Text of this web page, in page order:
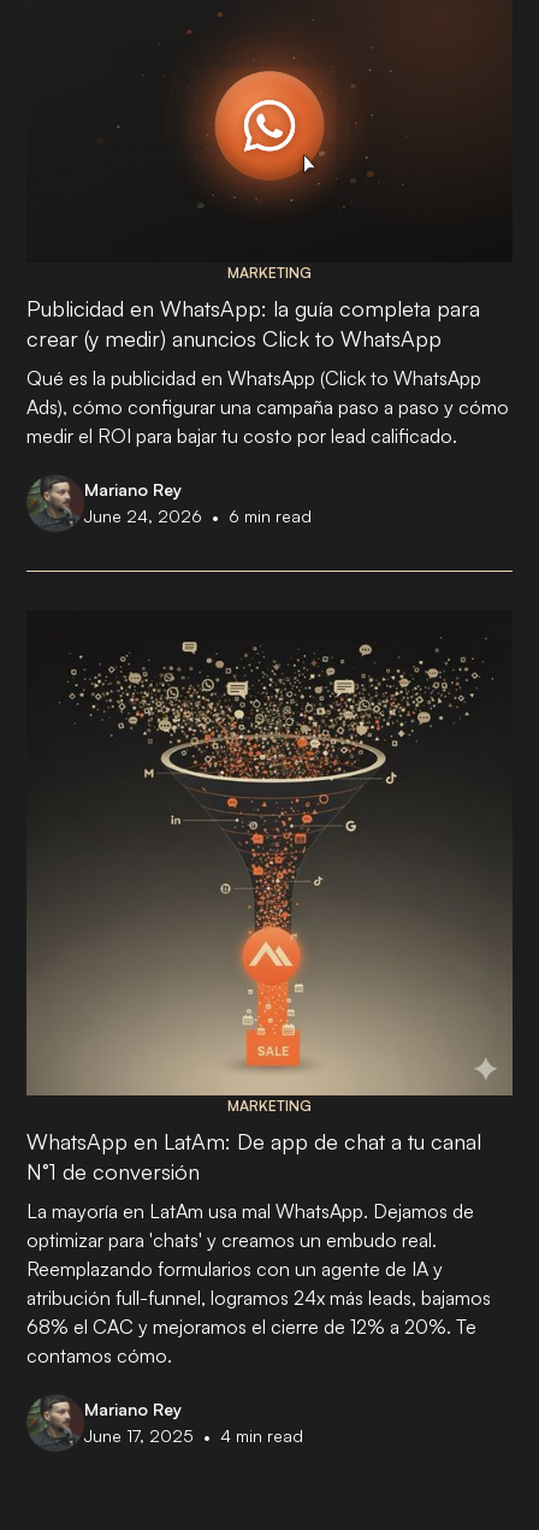
MARKETING
Publicidad en WhatsApp: la guía completa para
crear (y medir) anuncios Click to WhatsApp
Qué es la publicidad en WhatsApp (Click to WhatsApp
Ads), cómo configurar una campaña paso a paso y cómo
medir el ROI para bajar tu costo por lead calificado.
Mariano Rey
June 24, 2026 • 6 min read
MARKETING
WhatsApp en LatAm: De app de chat a tu canal
N°1 de conversión
La mayoría en LatAm usa mal WhatsApp. Dejamos de
optimizar para 'chats' y creamos un embudo real.
Reemplazando formularios con un agente de IA y
atribución full-funnel, logramos 24x más leads, bajamos
68% el CAC y mejoramos el cierre de 12% a 20%. Te
contamos cómo.
Mariano Rey
June 17, 2025 • 4 min read